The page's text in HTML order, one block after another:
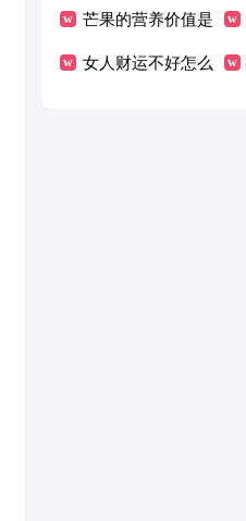
意什么礼仪
芒果的营养价值是
什么
女人财运不好怎么